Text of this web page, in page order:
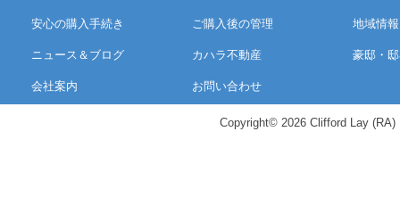
安心の購入手続き ご購入後の管理 地域情報
ニュース＆ブログ カハラ不動産 豪邸・
会社案内 お問い合わせ
Copyright© 2026 Clifford Lay